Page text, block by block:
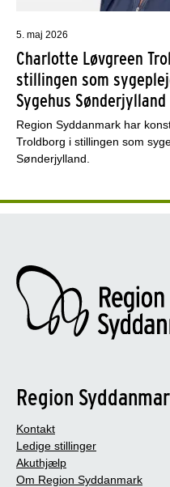
5. maj 2026
Charlotte Løvgreen
stillingen som
Sygehus Sønderjylland
Region Syddanmark har
Troldborg i stillingen som
Sønderjylland.
Region
Kontakt
Ledige stillinger
Akuthjælp
Om Region Syddanmark